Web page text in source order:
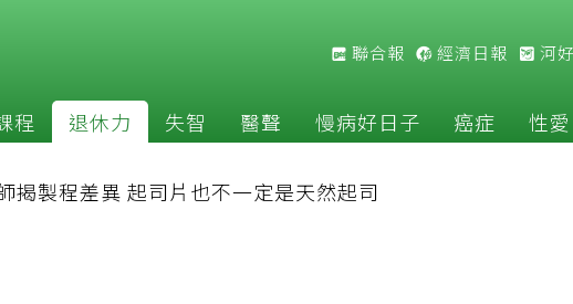
聯合報 經濟日報 河
程 退休力 失智 醫聲 慢病好日子 癌症 性愛
製程差異 起司片也不一定是天然起司